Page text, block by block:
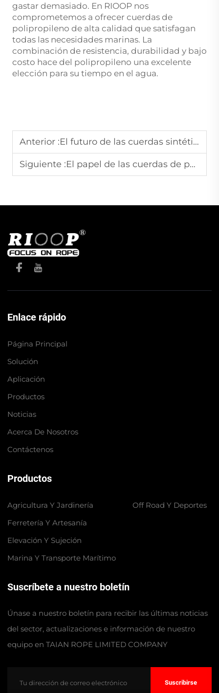
gastar demasiado. En RIOOP nos
comprometemos a ofrecer cuerdas de
polipropileno de alta calidad que satisfagan
todas las necesidades marinas. La
combinación de resistencia, durabilidad y bajo
costo hace del polipropileno una excelente
elección para su tiempo en el agua.
Anterior :El futuro de las cuerdas sintéticas sostenibles: Perspectiva del sector para 2026
Siguiente :El papel de las cuerdas de poliéster en trabajos de servicios públicos y tirado de cables
Enlace rápido
Página Principal
Solución
Aplicación
Productos
Noticias
Acerca De Nosotros
Contáctenos
Productos
Agricultura Y Jardinería
Ferretería Y Artesanía
Elevación Y Sujeción
Marina Y Transporte Marítimo
Off Road Y Deportes
Suscríbete a nuestro boletín
Únase a nuestro boletín para recibir las últimas noticias
del sector, actualizaciones e información de nuestro
equipo en TAIAN ROPE LIMITED COMPANY
Suscribirse